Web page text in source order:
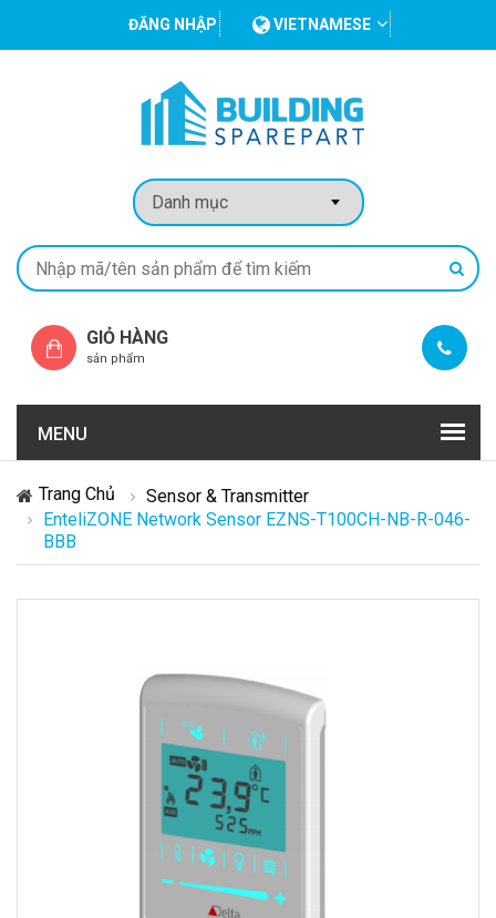
ĐĂNG NHẬP VIETNAMESE
GIỎ HÀNG
sản phẩm
MENU
Trang Chủ
Sensor & Transmitter
EnteliZONE Network Sensor EZNS-T100CH-NB-R-046-
BBB